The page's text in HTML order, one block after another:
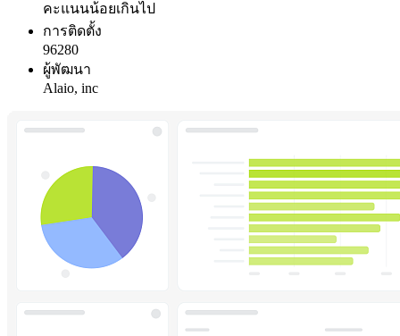
คะแนนน้อยเกินไป
การติดตั้ง
96280
ผู้พัฒนา
Alaio, inc